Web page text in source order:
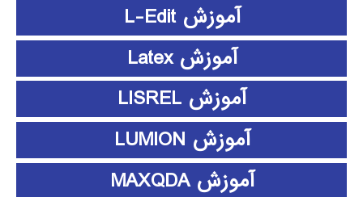
آموزش L-Edit
آموزش Latex
آموزش LISREL
آموزش LUMION
آموزش MAXQDA